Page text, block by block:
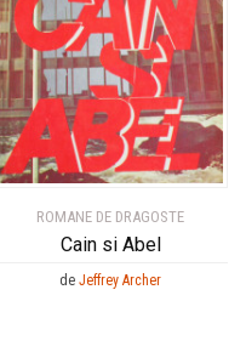
ROMANE DE DRAGOSTE
Cain si Abel
de Jeffrey Archer